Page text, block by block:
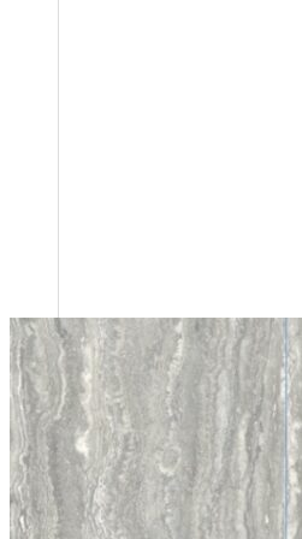
Số nhà NV37, Khu đô
Nội, Việt Nam
Trụ sở:Số nhà 59,